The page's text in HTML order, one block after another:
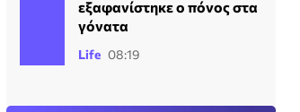
εξαφανίστηκε ο πόνος στα
γόνατα
Life 08:19